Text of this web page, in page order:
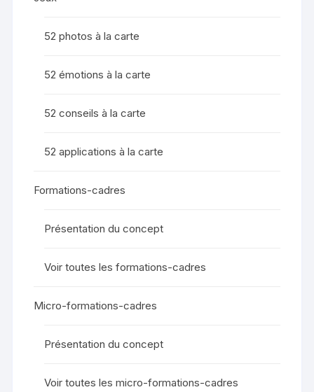
52 photos à la carte
52 émotions à la carte
52 conseils à la carte
52 applications à la carte
Formations-cadres
Présentation du concept
Voir toutes les formations-cadres
Micro-formations-cadres
Présentation du concept
Voir toutes les micro-formations-cadres